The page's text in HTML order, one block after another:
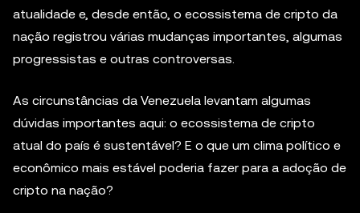
atualidade e, desde então, o ecossistema de cripto da
nação registrou várias mudanças importantes, algumas
progressistas e outras controversas.
As circunstâncias da Venezuela levantam algumas
dúvidas importantes aqui: o ecossistema de cripto
atual do país é sustentável? E o que um clima político e
econômico mais estável poderia fazer para a adoção de
cripto na nação?